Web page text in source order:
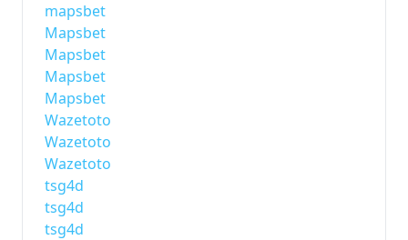
mapsbet
Mapsbet
Mapsbet
Mapsbet
Mapsbet
Wazetoto
Wazetoto
Wazetoto
tsg4d
tsg4d
tsg4d